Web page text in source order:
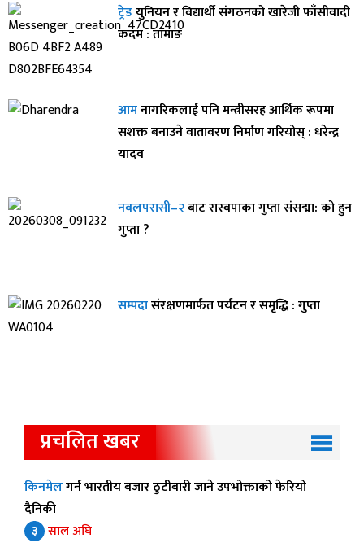
ट्रेडयुनियन र विद्यार्थी संगठनको खारेजी फाँसीवादी
कदम : तामाङ
आमनागरिकलाई पनि मन्त्रीसरह आर्थिक रूपमा
सशक्त बनाउने वातावरण निर्माण गरियोस् : धरेन्द्र
यादव
नवलपरासी–२बाट रास्वपाका गुप्ता संसद्मा: को हुन
गुप्ता ?
सम्पदासंरक्षणमार्फत पर्यटन र समृद्धि : गुप्ता
प्रचलित खबर
किनमेलगर्न भारतीय बजार ठुटीबारी जाने उपभोक्ताको फेरियो
दैनिकी
३ साल अघि